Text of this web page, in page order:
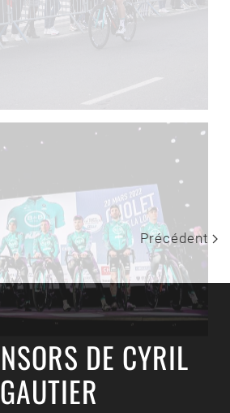
Précédent
DE CYRIL
GAUTIER